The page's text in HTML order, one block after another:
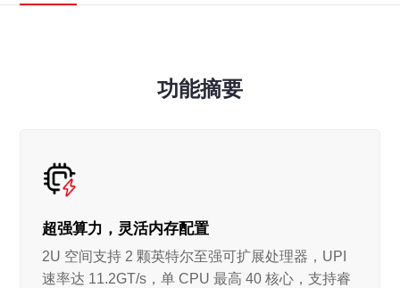
功能摘要
超强算力，灵活内存配置
2U 空间支持 2 颗英特尔至强可扩展处理器，UPI
速率达 11.2GT/s，单 CPU 最高 40 核心，支持睿